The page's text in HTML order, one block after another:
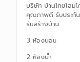
บริษัท บ้านไทยโฮม
คุณภาพดี รับประกัน
รับสร้างบ้าน
3 ห้องนอน
2 ห้องน้ำ